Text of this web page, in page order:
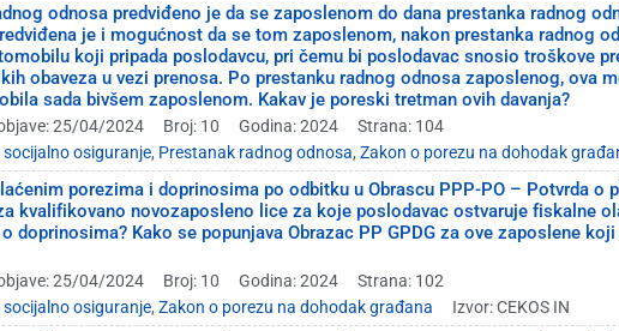
odnosa predviđeno je da se zaposlenom do dana prestanka radnog
je i mogućnost da se tom zaposlenom, nakon prestanka radnog
koji pripada poslodavcu, pri čemu bi poslodavac snosio troškove
obaveza u vezi prenosa. Po prestanku radnog odnosa zaposlenog, ova
sada bivšem zaposlenom. Kakav je poreski tretman ovih davanja?
25/04/2024 Broj: 10 Godina: 2024
Strana: 104
osiguranje, Prestanak radnog odnosa,Zakon o porezu na dohodak
porezima i doprinosima po odbitku u Obrascu PPP-PO – Potvrda o
kvalifikovano novozaposleno lice za koje poslodavac ostvaruje fiskalne
doprinosima? Kako se popunjava Obrazac PP GPDG za ove zaposlene
25/04/2024 Broj: 10 Godina: 2024
Strana: 102
osiguranje,Zakon o porezu na dohodak građana Izvor: CEKOS IN